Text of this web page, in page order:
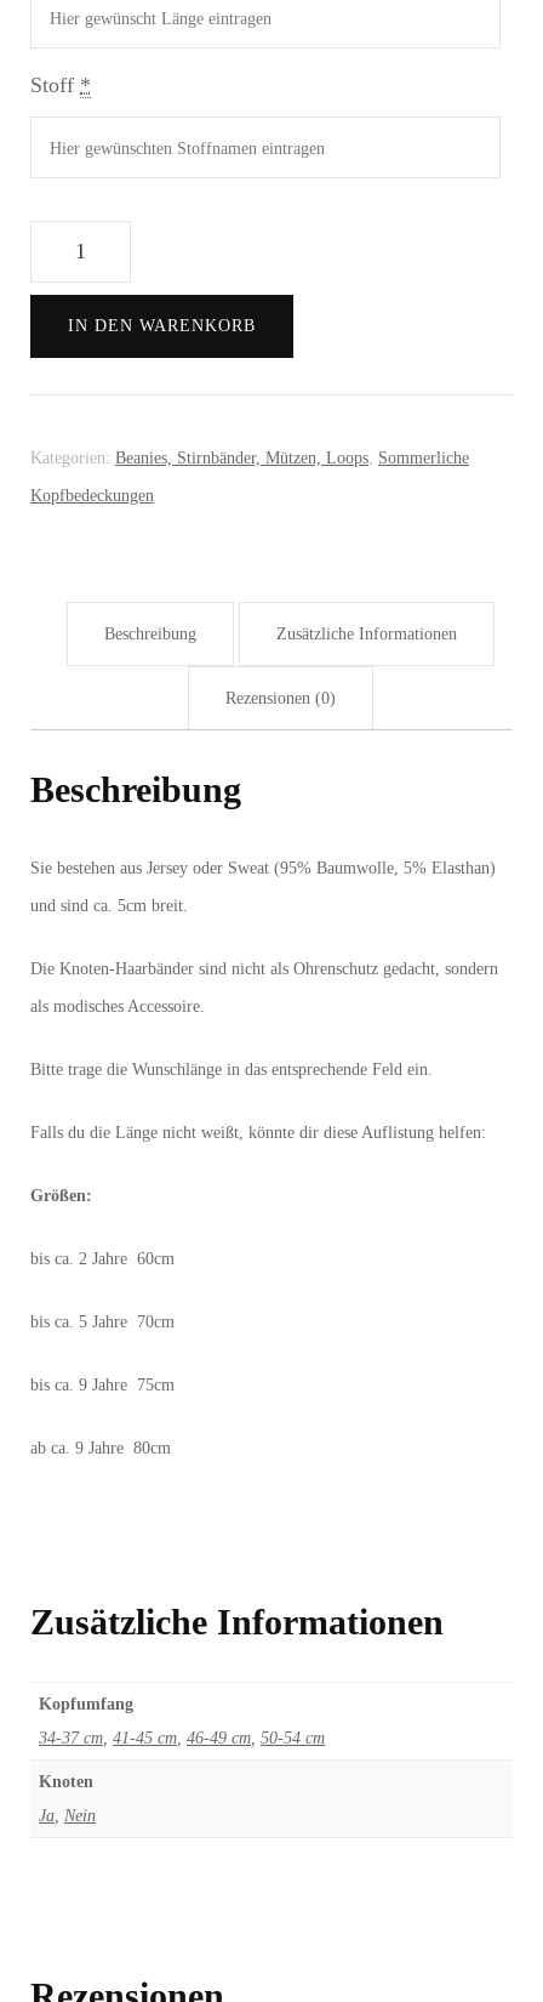
Stoff *
Knoten-
Haarband
Menge
IN DEN WARENKORB
Kategorien: Beanies, Stirnbänder, Mützen, Loops, Sommerliche
Kopfbedeckungen
Beschreibung Zusätzliche Informationen
Rezensionen (0)
Beschreibung
Sie bestehen aus Jersey oder Sweat (95% Baumwolle, 5% Elasthan)
und sind ca. 5cm breit.
Die Knoten-Haarbänder sind nicht als Ohrenschutz gedacht, sondern
als modisches Accessoire.
Bitte trage die Wunschlänge in das entsprechende Feld ein.
Falls du die Länge nicht weißt, könnte dir diese Auflistung helfen:
Größen:
bis ca. 2 Jahre 60cm
bis ca. 5 Jahre 70cm
bis ca. 9 Jahre 75cm
ab ca. 9 Jahre 80cm
Zusätzliche Informationen
Kopfumfang
34-37 cm, 41-45 cm, 46-49 cm, 50-54 cm
Knoten
Ja, Nein